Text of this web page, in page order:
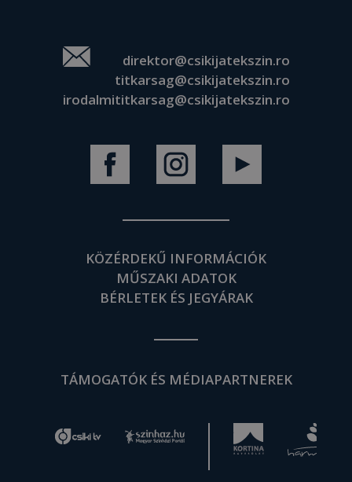
direktor@csikijatekszin.ro
titkarsag@csikijatekszin.ro
irodalmititkarsag@csikijatekszin.ro
KÖZÉRDEKŰ INFORMÁCIÓK
MŰSZAKI ADATOK
BÉRLETEK ÉS JEGYÁRAK
TÁMOGATÓK ÉS MÉDIAPARTNEREK